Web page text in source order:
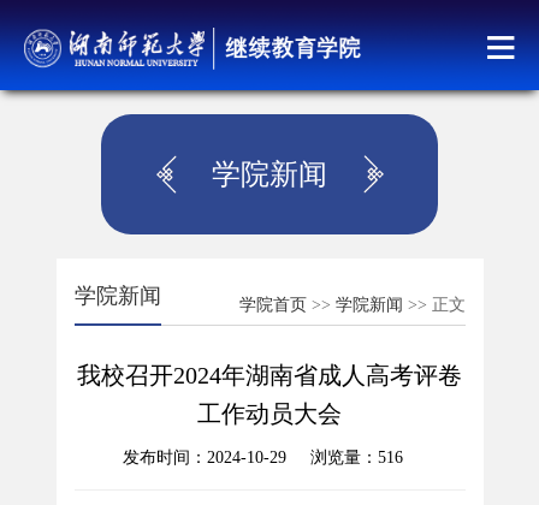
学院新闻
学院新闻 学院首页 >> 学院新闻 >> 正文
我校召开2024年湖南省成人高考评卷
工作动员大会
发布时间：2024-10-29 浏览量： 516